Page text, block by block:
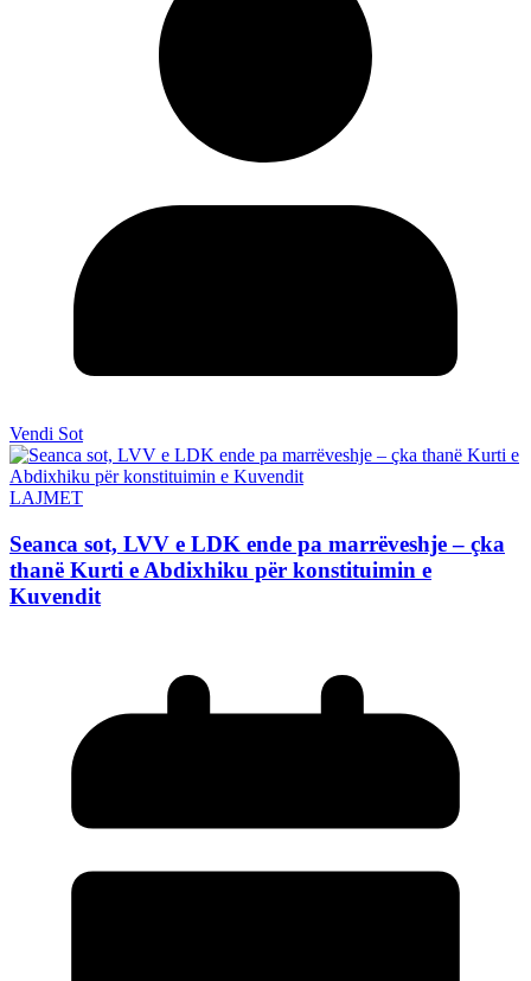
Vendi Sot
LAJMET
Seanca sot, LVV e LDK ende pa marrëveshje – çka
thanë Kurti e Abdixhiku për konstituimin e
Kuvendit